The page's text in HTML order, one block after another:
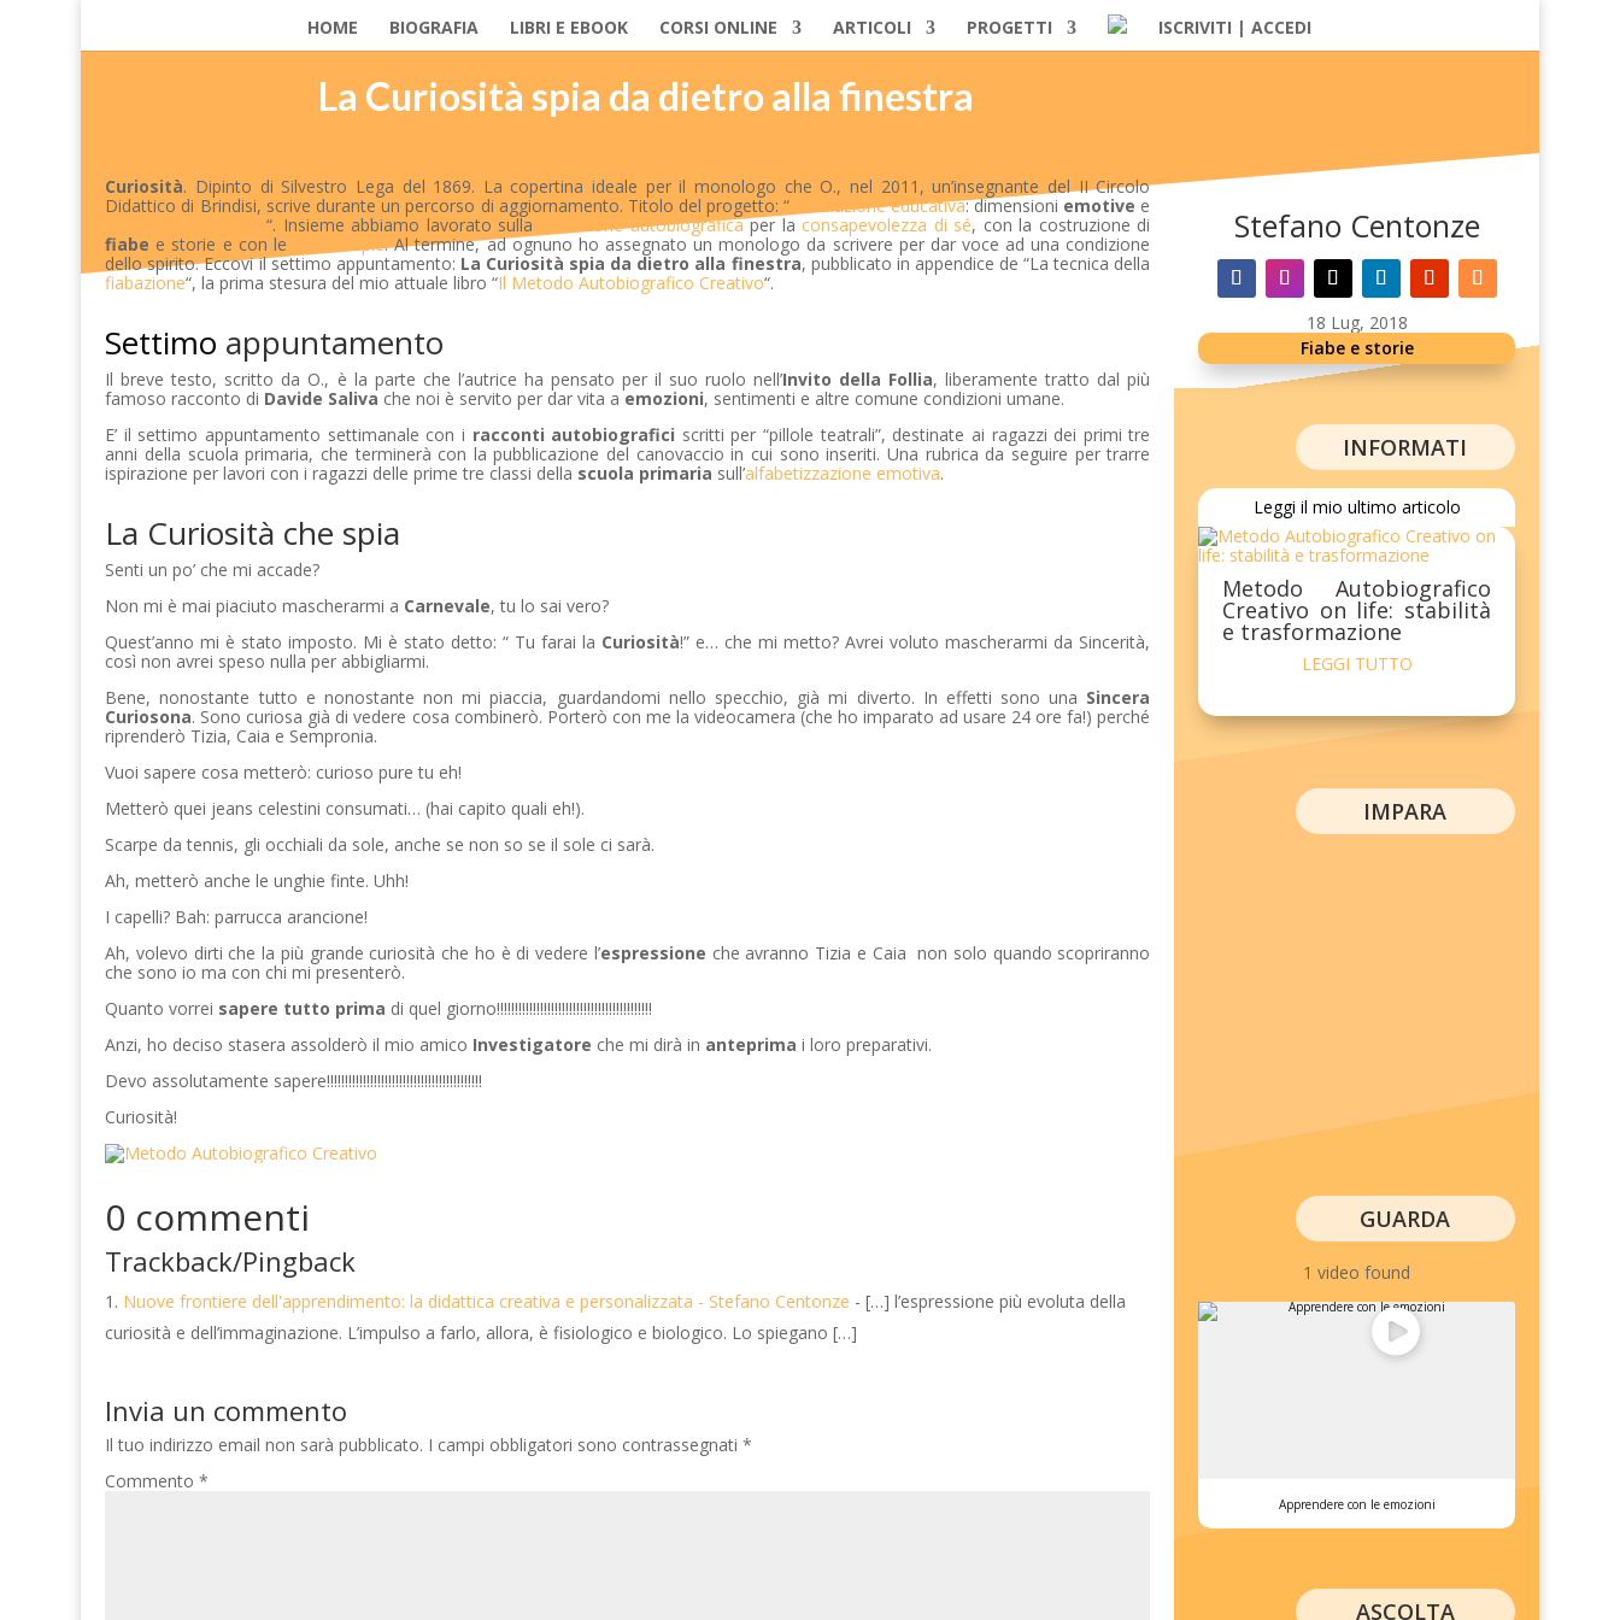
HOME BIOGRAFIA LIBRI E EBOOK CORSI ONLINE ARTICOLI PROGETTI ISCRIVITI | ACCEDI
La Curiosità spia da dietro alla finestra
Curiosità. Dipinto di Silvestro Lega del 1869. La copertina ideale per il monologo che O., nel 2011, un’insegnante del II Circolo
Didattico di Brindisi, scrive durante un percorso di aggiornamento. Titolo del progetto: “ La relazione educativa: dimensioni emotive e
dinamiche di gruppo“. Insieme abbiamo lavorato sulla narrazione autobiograficaper la consapevolezza di sé, con la costruzione di
fiabe e storie e con le Arti Terapie. Al termine, ad ognuno ho assegnato un monologo da scrivere per dar voce ad una condizione
dello spirito. Eccovi il settimo appuntamento: La Curiosità spia da dietro alla finestra, pubblicato in appendice de “La tecnica della
fiabazione“, la prima stesura del mio attuale libro “Il Metodo Autobiografico Creativo“.
Settimo appuntamento
Il breve testo, scritto da O., è la parte che l’autrice ha pensato per il suo ruolo nell’Invito della Follia, liberamente tratto dal più
famoso racconto di Davide Saliva che noi è servito per dar vita aemozioni, sentimenti e altre comune condizioni umane.
E’ il settimo appuntamento settimanale con i racconti autobiografici scritti per “pillole teatrali”, destinate ai ragazzi dei primi tre
anni della scuola primaria, che terminerà con la pubblicazione del canovaccio in cui sono inseriti. Una rubrica da seguire per trarre
ispirazione per lavori con i ragazzi delle prime tre classi della scuola primaria sull’alfabetizzazione emotiva.
La Curiosità che spia
Senti un po’ che mi accade?
Non mi è mai piaciuto mascherarmi a Carnevale, tu lo sai vero?
Quest’anno mi è stato imposto. Mi è stato detto: “ Tu farai la Curiosità!” e… che mi metto? Avrei voluto mascherarmi da Sincerità,
così non avrei speso nulla per abbigliarmi.
Bene, nonostante tutto e nonostante non mi piaccia, guardandomi nello specchio, già mi diverto. In effetti sono una Sincera
Curiosona. Sono curiosa già di vedere cosa combinerò. Porterò con me la videocamera (che ho imparato ad usare 24 ore fa!) perché
riprenderò Tizia, Caia e Sempronia.
Vuoi sapere cosa metterò: curioso pure tu eh!
Metterò quei jeans celestini consumati… (hai capito quali eh!).
Scarpe da tennis, gli occhiali da sole, anche se non so se il sole ci sarà.
Ah, metterò anche le unghie finte. Uhh!
I capelli? Bah: parrucca arancione!
Ah, volevo dirti che la più grande curiosità che ho è di vedere l’espressione che avranno Tizia e Caia non solo quando scopriranno
che sono io ma con chi mi presenterò.
Quanto vorrei sapere tutto prima di quel giorno!!!!!!!!!!!!!!!!!!!!!!!!!!!!!!!!!!!!!!!!!!!
Anzi, ho deciso stasera assolderò il mio amico Investigatore che mi dirà in anteprima i loro preparativi.
Devo assolutamente sapere!!!!!!!!!!!!!!!!!!!!!!!!!!!!!!!!!!!!!!!!!!!
Curiosità!
0 commenti
Trackback/Pingback
Nuove frontiere dell'apprendimento: la didattica creativa e personalizzata - Stefano Centonze - […] l’espressione più evoluta della
curiosità e dell’immaginazione. L’impulso a farlo, allora, è fisiologico e biologico. Lo spiegano […]
Invia un commento
Il tuo indirizzo email non sarà pubblicato. I campi obbligatori sono contrassegnati*
Commento*
Stefano Centonze
18 Lug, 2018
Fiabe e storie
INFORMATI
Leggi il mio ultimo articolo
Metodo Autobiografico
Creativo on life: stabilità
e trasformazione
LEGGI TUTTO
IMPARA
GUARDA
1 video found
Apprendere con le emozioni
ASCOLTA